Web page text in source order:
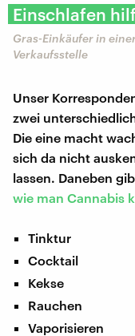
Einschlafen
Gras-Einkäufer in
Verkaufsstelle
Unser
zwei
Die eine macht
sich da nicht
lassen. Daneben
wie man Cannabis
Tinktur
Cocktail
Kekse
Rauchen
Vaporisieren